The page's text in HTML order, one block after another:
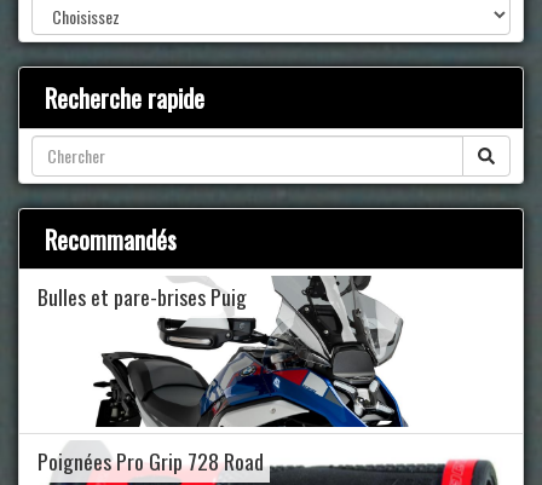
Recherche rapide
Recommandés
Bulles et pare-brises Puig
Poignées Pro Grip 728 Road